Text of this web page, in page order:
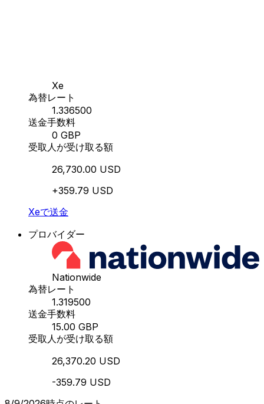
Xe
為替レート
1.336500
送金手数料
0 GBP
受取人が受け取る額
26,730.00 USD
+359.79 USD
Xeで送金
プロバイダー
Nationwide
為替レート
1.319500
送金手数料
15.00 GBP
受取人が受け取る額
26,370.20 USD
-359.79 USD